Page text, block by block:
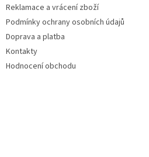
Reklamace a vrácení zboží
Podmínky ochrany osobních údajů
Doprava a platba
Kontakty
Hodnocení obchodu